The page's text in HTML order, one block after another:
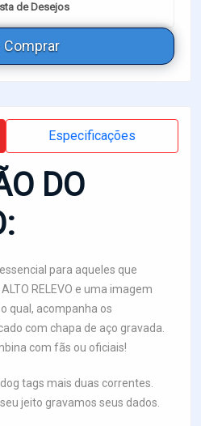
de Desejos
Comprar
Especificações
DO
para aqueles que
RELEVO e uma imagem
qual, acompanha os
com chapa de aço gravada.
com fãs ou oficiais!
tags mais duas correntes.
jeito gravamos seus dados.